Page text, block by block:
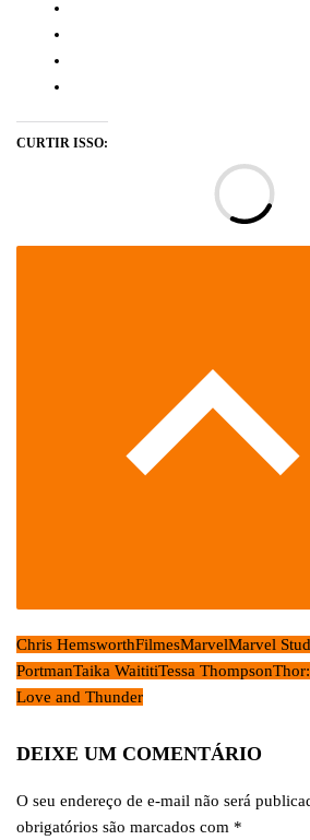
CURTIR ISSO:
Chris HemsworthFilmesMarvelMarvel
PortmanTaika WaititiTessa Thompson
Love and Thunder
DEIXE UM COMENTÁRIO
O seu endereço de e-mail não será
obrigatórios são marcados com *